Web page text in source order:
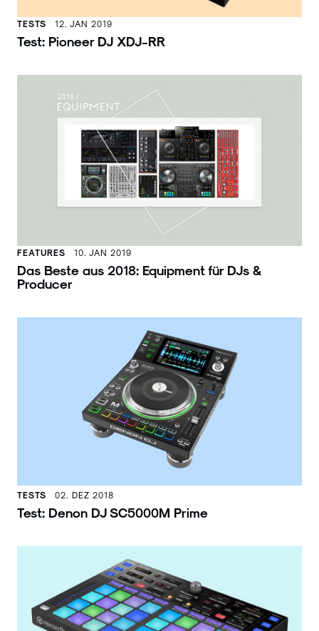
TESTS 12. JAN 2019
Test: Pioneer DJ XDJ-RR
FEATURES 10. JAN 2019
Das Beste aus 2018: Equipment für DJs &
Producer
TESTS 02. DEZ 2018
Test: Denon DJ SC5000M Prime